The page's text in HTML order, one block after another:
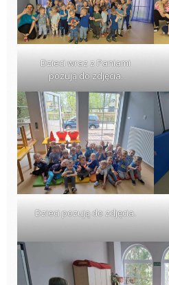
Dzieci wraz z Paniami
pozują do zdjęcia.
Dzieci pozują do zdjęcia.